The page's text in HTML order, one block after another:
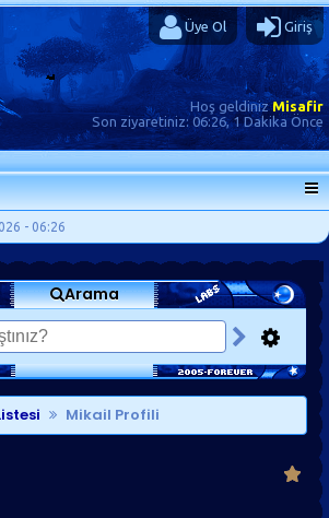
Üye Ol Giriş
Hoş geldinizMisafir
Son ziyaretiniz: 06:26, 1 Dakika Önce
- 06:26
Arama
Mikail Profili